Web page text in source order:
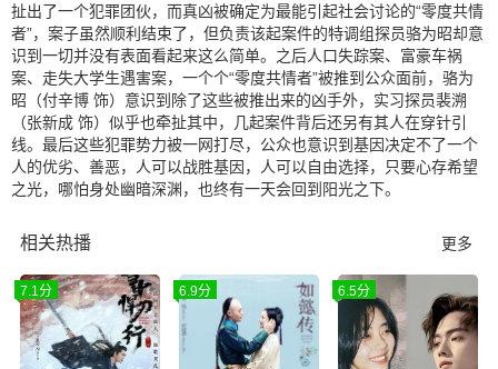
扯出了一个犯罪团伙，而真凶被确定为最能引起社会讨论的“零度共情
者”，案子虽然顺利结束了，但负责该起案件的特调组探员骆为昭却意
识到一切并没有表面看起来这么简单。之后人口失踪案、富豪车祸
案、走失大学生遇害案，一个个“零度共情者”被推到公众面前，骆为
昭（付辛博 饰）意识到除了这些被推出来的凶手外，实习探员裴溯
（张新成 饰）似乎也牵扯其中，几起案件背后还另有其人在穿针引
线。最后这些犯罪势力被一网打尽，公众也意识到基因决定不了一个
人的优劣、善恶，人可以战胜基因，人可以自由选择，只要心存希望
之光，哪怕身处幽暗深渊，也终有一天会回到阳光之下。
相关热播 更多
7.1分 6.9分 6.5分